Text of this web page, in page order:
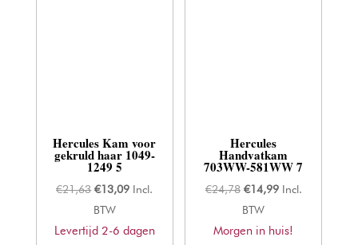
Hercules Kam voor
gekruld haar 1049-
1249 5
€21,63 Oorspronkelijke
prijs
was:
€13,09Huidige
is:
Incl.
BTW
Levertijd 2-6 dagen
Hercules
Handvatkam
703WW-581WW 7
€24,78 Oorspronkelijke
prijs
was:
€14,99Huidige
is:
Incl.
BTW
Morgen in huis!